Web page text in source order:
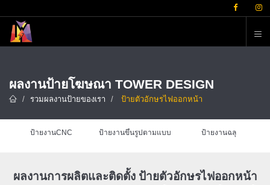
ผลงานป้ายโฆษณา TOWER DESIGN
รวมผลงานป้ายของเรา ป้ายตัวอักษรไฟออกหน้า
ป้ายงานCNC ป้ายงานขึ้นรูปตามแบบ ป้ายงานฉลุ
ผลงานการผลิตและติดตั้ง ป้ายตัวอักษรไฟออกหน้า